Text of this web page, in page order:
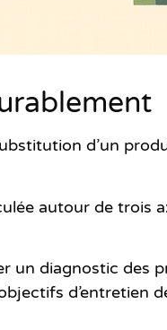
d’un
autour de trois
un diagnostic des
d’entretien